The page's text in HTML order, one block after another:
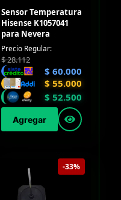
Sensor Temperatura
Hisense K1057041
para Nevera
Precio Regular:
$28.112
$ 60.000
$ 55.000
$ 52.500
Agregar
-33%